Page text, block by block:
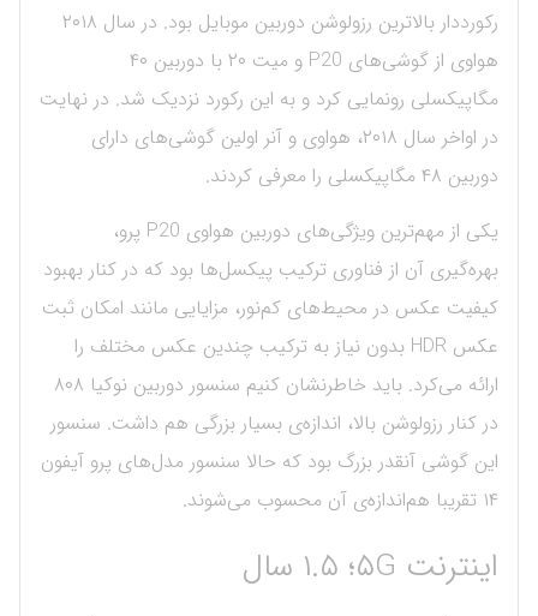
رکورددار بالاترین رزولوشن دوربین موبایل بود. در سال ۲۰۱۸
هواوی از گوشی‌های P20 و میت ۲۰ با دوربین ۴۰
مگاپیکسلی رونمایی کرد و به این رکورد نزدیک شد. در نهایت
در اواخر سال ۲۰۱۸، هواوی و آنر اولین گوشی‌های دارای
دوربین ۴۸ مگاپیکسلی را معرفی کردند.
یکی از مهم‌ترین ویژگی‌های دوربین هواوی P20 پرو،
بهره‌گیری آن از فناوری ترکیب پیکسل‌ها بود که در کنار بهبود
کیفیت عکس در محیط‌های کم‌نور، مزایایی مانند امکان ثبت
عکس HDR بدون نیاز به ترکیب چندین عکس مختلف را
ارائه می‌کرد. باید خاطرنشان کنیم سنسور دوربین نوکیا ۸۰۸
در کنار رزولوشن بالا، اندازه‌ی بسیار بزرگی هم داشت. سنسور
این گوشی آنقدر بزرگ بود که حالا سنسور مدل‌های پرو آیفون
۱۴ تقریبا هم‌اندازه‌ی آن محسوب می‌شوند.
اینترنت ۵G؛ ۱.۵ سال